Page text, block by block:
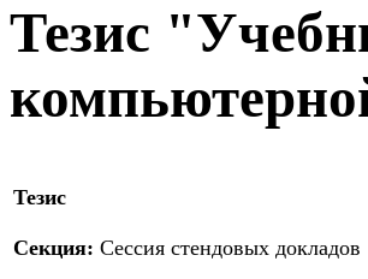
Тезис
Тезис
Секция: Сессия стендовых докладов